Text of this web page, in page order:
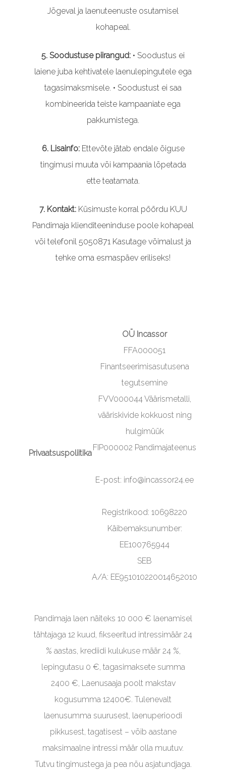
Jõgeval ja laenuteenuste osutamisel
kohapeal.
5. Soodustuse piirangud: • Soodustus ei
laiene juba kehtivatele laenulepingutele ega
tagasimaksmisele. • Soodustust ei saa
kombineerida teiste kampaaniate ega
pakkumistega.
6. Lisainfo:Ettevõte jätab endale õiguse
tingimusi muuta või kampaania lõpetada
ette teatamata.
7. Kontakt:Küsimuste korral pöördu KUU
Pandimaja klienditeeninduse poole kohapeal
või telefonil 5050871 Kasutage võimalust ja
tehke oma esmaspäev eriliseks!
Privaatsuspoliitika
OÜ Incassor
FFA000051
Finantseerimisasutusena
tegutsemine
FVV000044 Väärismetalli,
vääriskivide kokkuost ning
hulgimüük
FIP000002 Pandimajateenus
E-post: info@incassor24.ee
Registrikood: 10698220
Käibemaksunumber:
EE100765944
SEB
A/A: EE951010220014652010
Pandimaja laen näiteks 10 000 € laenamisel
tähtajaga 12 kuud, fikseeritud intressimäär 24
% aastas, krediidi kulukuse määr 24 %,
lepingutasu 0 €, tagasimaksete summa
2400 €, Laenusaaja poolt makstav
kogusumma 12400€. Tulenevalt
laenusumma suurusest, laenuperioodi
pikkusest, tagatisest – võib aastane
maksimaalne intressi määr olla muutuv.
Tutvu tingimustega ja pea nõu asjatundjaga.